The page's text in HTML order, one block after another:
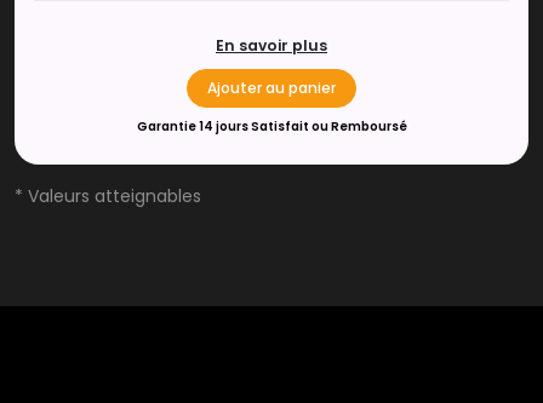
En savoir plus
Ajouter au panier
Garantie 14 jours Satisfait ou Remboursé
* Valeurs atteignables